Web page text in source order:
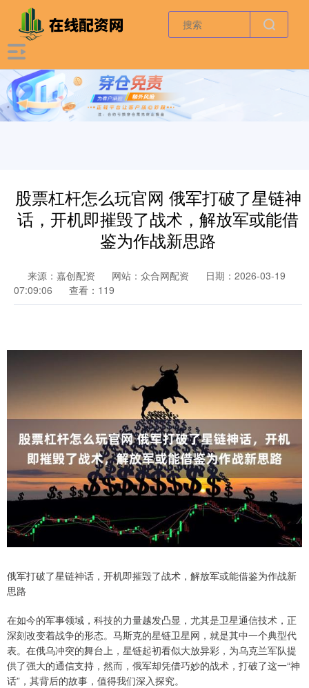
股票杠杆怎么玩官网 俄军打破了星链神
话，开机即摧毁了战术，解放军或能借
鉴为作战新思路
来源：嘉创配资 网站：众合网配资
日期：2026-03-19
07:09:06
查看：119
俄军打破了星链神话，开机即摧毁了战术，解放军或能借鉴为作战新
思路
在如今的军事领域，科技的力量越发凸显，尤其是卫星通信技术，正
深刻改变着战争的形态。马斯克的星链卫星网，就是其中一个典型代
表。在俄乌冲突的舞台上，星链起初看似大放异彩，为乌克兰军队提
供了强大的通信支持，然而，俄军却凭借巧妙的战术，打破了这一“神
话”，其背后的故事，值得我们深入探究。